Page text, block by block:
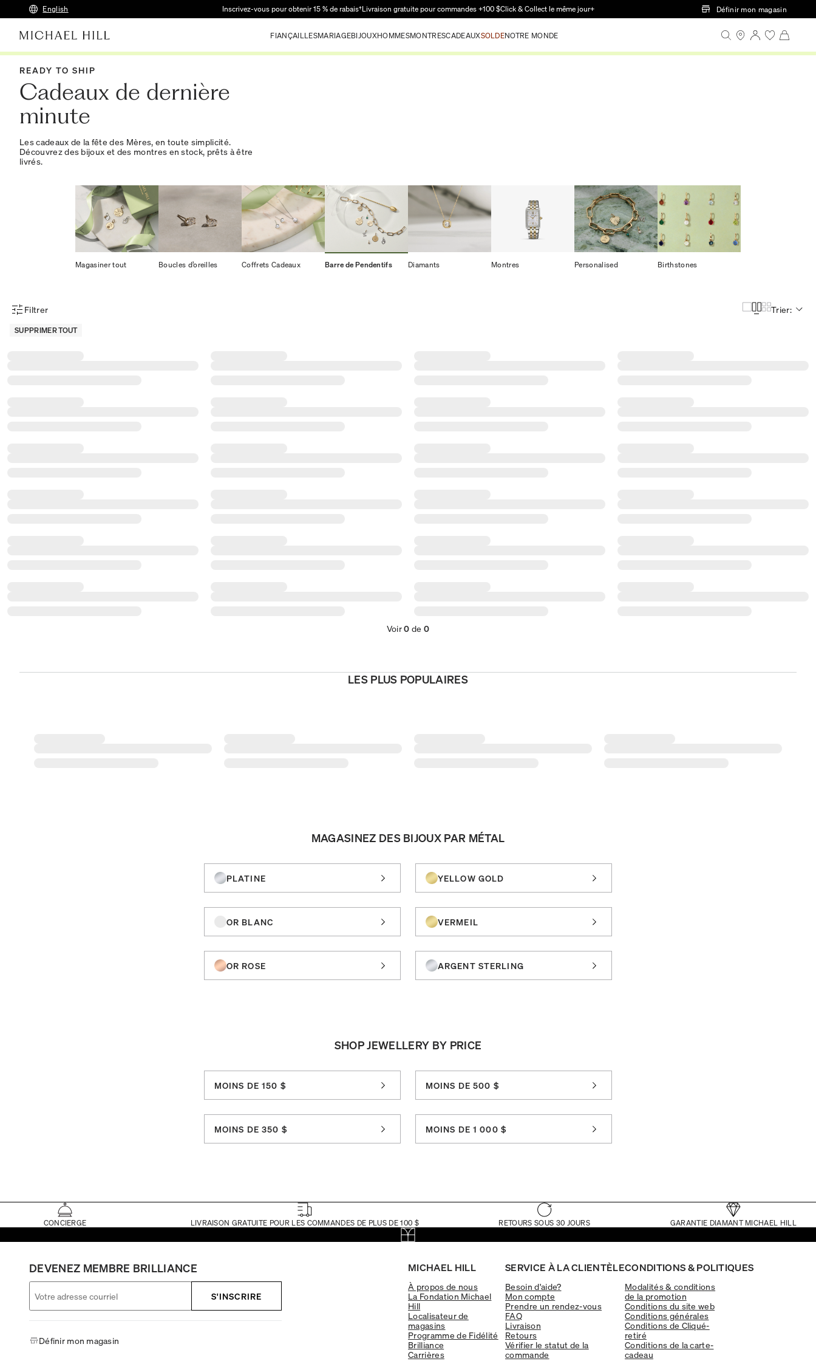
Passer au contenu principal
English Inscrivez-vous pour obtenir 15 % de rabais†Livraison gratuite pour commandes +100 $Click & Collect le même jour+ Définir mon magasin
FIANÇAILLESMARIAGEBIJOUXHOMMESMONTRESCADEAUXSOLDENOTRE MONDE
READY TO SHIP
Cadeaux de dernière
minute
Les cadeaux de la fête des Mères, en toute simplicité.
Découvrez des bijoux et des montres en stock, prêts à être
livrés.
Magasiner tout Boucles d’oreilles Coffrets Cadeaux Barre de Pendentifs Diamants Montres Personalised Birthstones
Menu des filtres d'articles
Filtrer
SUPPRIMER TOUT
Trier:
Voir0 de 0
LES PLUS POPULAIRES
MAGASINEZ DES BIJOUX PAR MÉTAL
PLATINE YELLOW GOLD
OR BLANC VERMEIL
OR ROSE ARGENT STERLING
SHOP JEWELLERY BY PRICE
MOINS DE 150 $ MOINS DE 500 $
MOINS DE 350 $ MOINS DE 1 000 $
CONCIERGE LIVRAISON GRATUITE POUR LES COMMANDES DE PLUS DE 100 $ RETOURS SOUS 30 JOURS GARANTIE DIAMANT MICHAEL HILL
MICHAEL HILL
À propos de nous
La Fondation Michael
Hill
Localisateur de
magasins
Programme de Fidélité
Brilliance
Carrières
SERVICE À LA CLIENTÈLE
Besoin d'aide?
Mon compte
Prendre un rendez-vous
FAQ
Livraison
Retours
Vérifier le statut de la
commande
CONDITIONS & POLITIQUES
Modalités & conditions
de la promotion
Conditions du site web
Conditions générales
Conditions de Cliqué-
retiré
Conditions de la carte-
cadeau
DEVENEZ MEMBRE BRILLIANCE
S'INSCRIRE
Définir mon magasin